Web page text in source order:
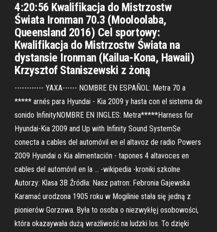
4:20:56 Kwaliﬁkacja do Mistrzostw
Świata Ironman 70.3 (Mooloolaba,
Queensland 2016) Cel sportowy:
Kwaliﬁkacja do Mistrzostw Świata na
dystansie Ironman (Kailua-Kona, Hawaii)
Krzysztof Staniszewski z żoną
------------ YAXA------ NOMBRE EN ESPAÑOL: Metra 70 a
***** arnés para Hyundai - Kia 2009 y hasta con el sistema de
sonido InfinityNOMBRE EN INGLES: Metra*****Harness for
Hyundai-Kia 2009 and Up with Infinity Sound SystemSe
conecta a cables del automóvil en el altavoz de radio Powers
2009 Hyundai o Kia alimentación - tapones 4 altavoces en
cables del automóvil en la … -wikipedia -kroniki szkolne
Autorzy: Klasa 3B Źródła: Nasz patron: Febronia Gajewska
Karamać urodzona 1905 roku w Mogilinie stała się jedną z
pionierów Gorzowa. Była to osoba o niezwykłęj osobowości,
która okazaywała dużą wrażliwość na ludzki los. To dzięki